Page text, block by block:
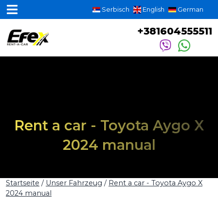
Serbisch English German
+381604555511
Rent a car - Toyota Aygo X
2024 manual
Startseite / Unser Fahrzeug / Rent a car - Toyota Aygo X
2024 manual